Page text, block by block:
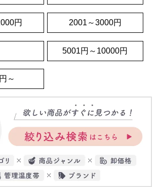
円 2001～3000円
5001円～10000円
～